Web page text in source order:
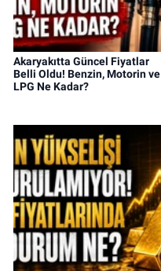
Akaryakıtta Güncel Fiyatlar
Belli Oldu! Benzin, Motorin ve
LPG Ne Kadar?